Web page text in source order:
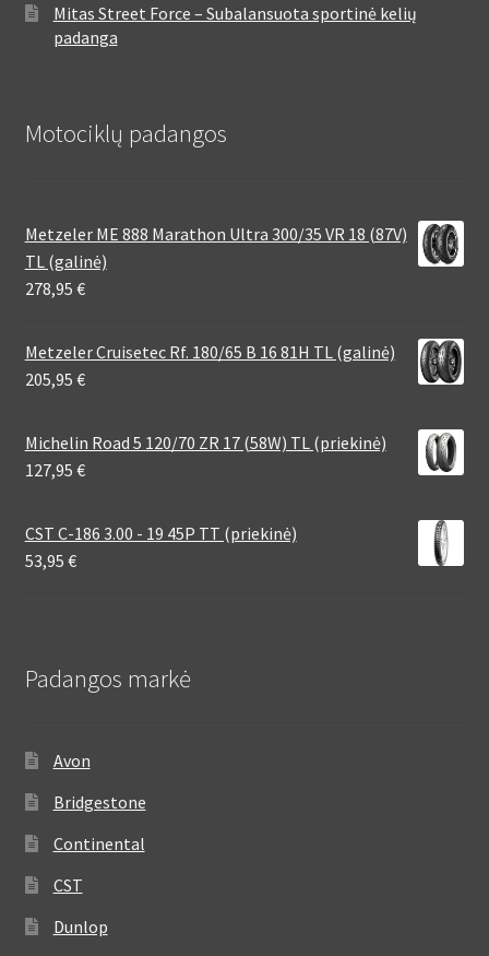
Mitas Street Force – Subalansuota sportinė kelių
padanga
Motociklų padangos
Metzeler ME 888 Marathon Ultra 300/35 VR 18 (87V)
TL (galinė)
278,95 €
Metzeler Cruisetec Rf. 180/65 B 16 81H TL (galinė)
205,95 €
Michelin Road 5 120/70 ZR 17 (58W) TL (priekinė)
127,95 €
CST C-186 3.00 - 19 45P TT (priekinė)
53,95 €
Padangos markė
Avon
Bridgestone
Continental
CST
Dunlop